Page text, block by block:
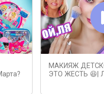
МАКИЯЖ
ЭТО ЖЕСТЬ 😆|